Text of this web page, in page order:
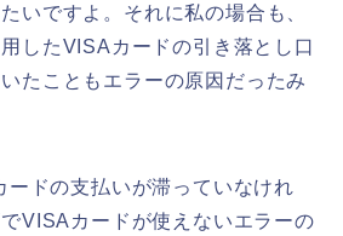
いですよ。それに私の場合も、
したVISAカードの引き落とし口
たこともエラーの原因だったみ
ードの支払いが滞っていなけれ
VISAカードが使えないエラーの